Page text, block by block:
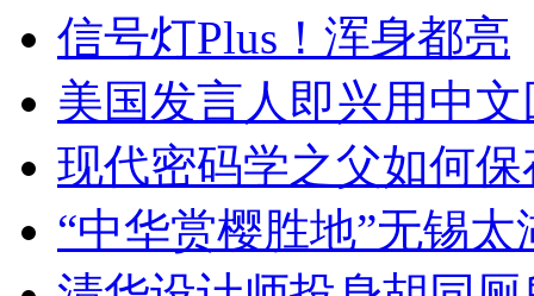
信号灯Plus！浑身都亮
美国发言人即兴用中
现代密码学之父如何
“中华赏樱胜地”无锡